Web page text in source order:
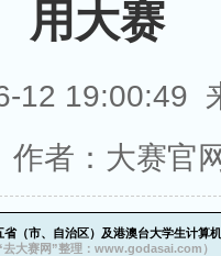
用大赛
12 19:00:49
作者：大赛官
省（市、自治区）及港澳台大学生计算
“去大赛网”整理：www.godasai.com）